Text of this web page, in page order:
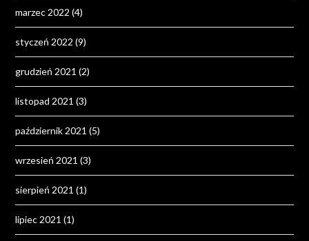
marzec 2022 (4)
styczeń 2022 (9)
grudzień 2021 (2)
listopad 2021 (3)
październik 2021 (5)
wrzesień 2021 (3)
sierpień 2021 (1)
lipiec 2021 (1)